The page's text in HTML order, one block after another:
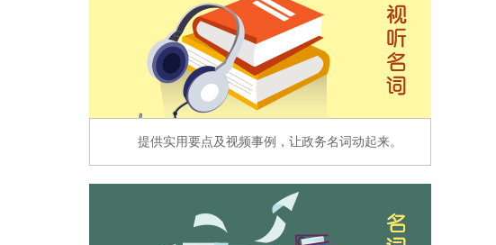
提供实用要点及视频事例，让政务名词动起来。